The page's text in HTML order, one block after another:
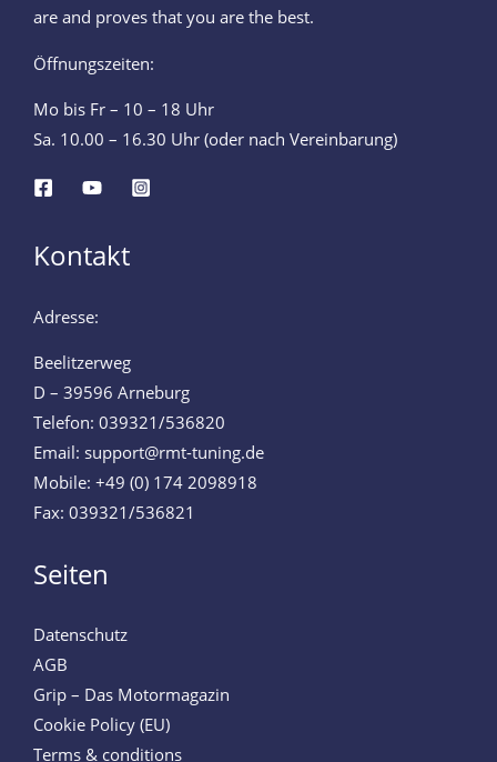
are and proves that you are the best.
Öffnungszeiten:
Mo bis Fr – 10 – 18 Uhr
Sa. 10.00 – 16.30 Uhr (oder nach Vereinbarung)
Kontakt
Adresse:
Beelitzerweg
D – 39596 Arneburg
Telefon: 039321/536820
Email: support@rmt-tuning.de
Mobile: +49 (0) 174 2098918
Fax: 039321/536821
Seiten
Datenschutz
AGB
Grip – Das Motormagazin
Cookie Policy (EU)
Terms & conditions